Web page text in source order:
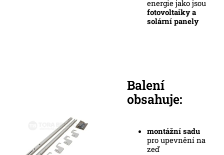
energie jako jsou
fotovoltaiky a
solární panely
Balení
obsahuje:
montážní sadu
pro upevnění na
zeď